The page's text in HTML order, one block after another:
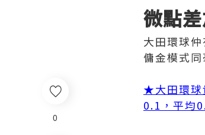
0
微點
大田環球
傭金模式
★大田環
0.1，平均